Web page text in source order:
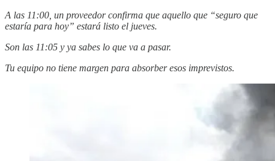
A las 11:00, un proveedor confirma que aquello que “seguro que
estaría para hoy” estará listo el jueves.
Son las 11:05 y ya sabes lo que va a pasar.
Tu equipo no tiene margen para absorber esos imprevistos.